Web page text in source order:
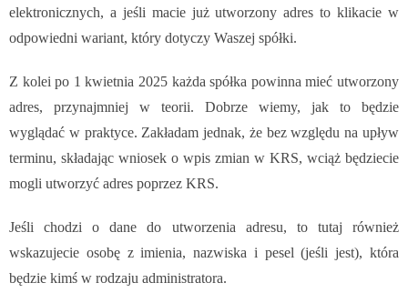
elektronicznych, a jeśli macie już utworzony adres to klikacie w
odpowiedni wariant, który dotyczy Waszej spółki.
Z kolei po 1 kwietnia 2025 każda spółka powinna mieć utworzony
adres, przynajmniej w teorii. Dobrze wiemy, jak to będzie
wyglądać w praktyce. Zakładam jednak, że bez względu na upływ
terminu, składając wniosek o wpis zmian w KRS, wciąż będziecie
mogli utworzyć adres poprzez KRS.
Jeśli chodzi o dane do utworzenia adresu, to tutaj również
wskazujecie osobę z imienia, nazwiska i pesel (jeśli jest), która
będzie kimś w rodzaju administratora.